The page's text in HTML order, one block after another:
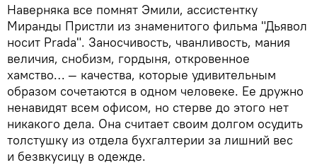
Наверняка все помнят Эмили, ассистентку
Миранды Пристли из знаменитого фильма "Дьявол
носит Prada". Заносчивость, чванливость, мания
величия, снобизм, гордыня, откровенное
хамство… — качества, которые удивительным
образом сочетаются в одном человеке. Ее дружно
ненавидят всем офисом, но стерве до этого нет
никакого дела. Она считает своим долгом осудить
толстушку из отдела бухгалтерии за лишний вес
и безвкусицу в одежде.